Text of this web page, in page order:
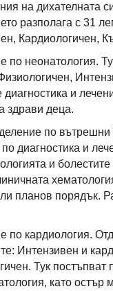
на дихателната
разполага с 31
Кардиологичен,
по неонатология.
диагностика и
здрави деца.
по
диагностика и
и
планов порядък.
по кардиология.
Интензивен и
Тук
като остър